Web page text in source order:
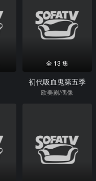
全 13 集
初代吸血鬼第五季
欧美剧/偶像